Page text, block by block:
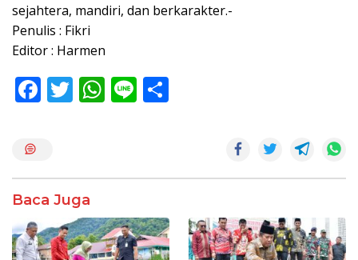
sejahtera, mandiri, dan berkarakter.-
Penulis : Fikri
Editor : Harmen
F
o
o
k
T W
p
p
Li
Baca Juga